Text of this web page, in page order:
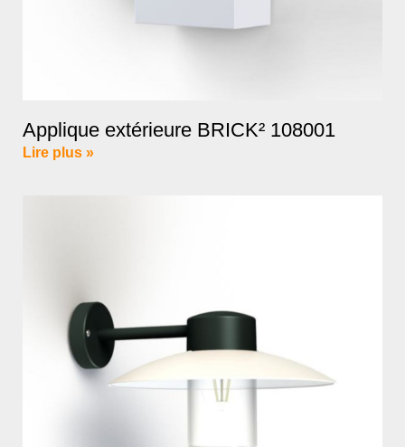
Applique extérieure BRICK² 108001
Lire plus »